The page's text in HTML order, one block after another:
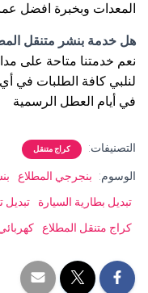
المعدات وبخبرة افضل
هل خدمة بنشر متنقل
نعم خدمتنا متاحة على
لنلبي كافة الطلبات في
في أيام العطل الرسمية
التصنيفات: كراج متنقل
الوسوم: بنجرجي المطلاع
تبديل بطارية السيارة
تبديل
كراج متنقل المطلاع